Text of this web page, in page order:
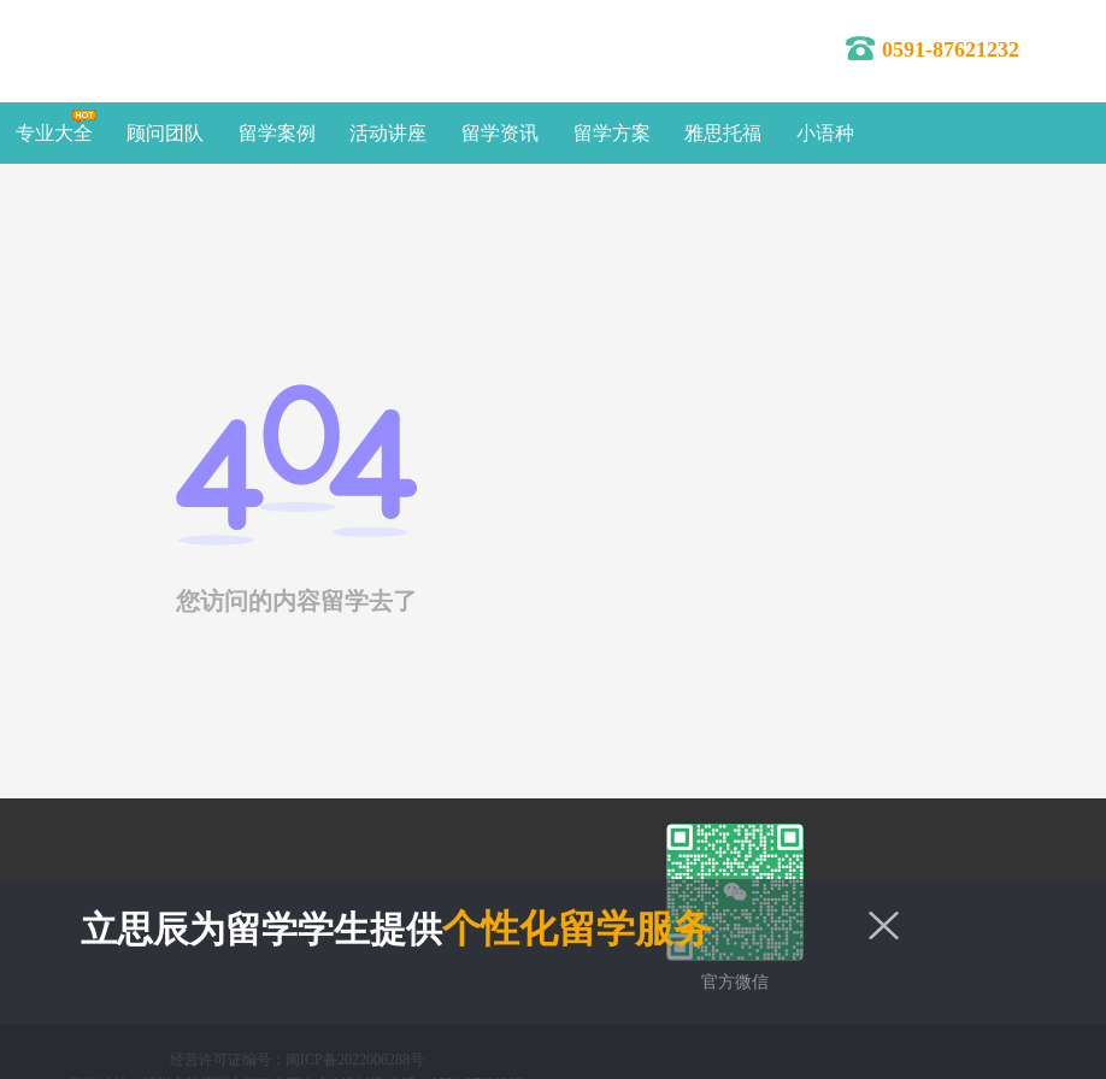
0591-87621232
专业大全 顾问团队 留学案例 活动讲座 留学资讯 留学方案 雅思托福 小语种
您访问的内容留学去了
官方微信
经营许可证编号：
闽ICP备2022006288号
立思辰为留学学生提供个性化留学服务